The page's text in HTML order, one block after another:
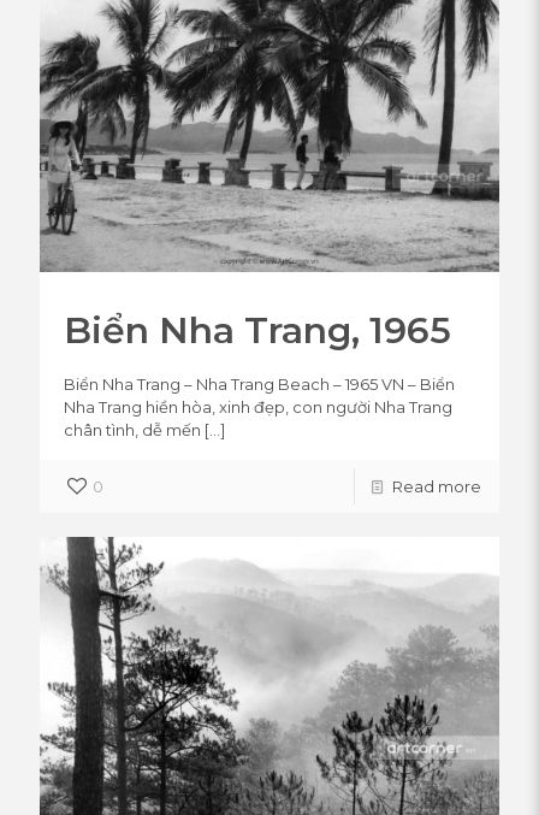
Biển Nha Trang, 1965
Biển Nha Trang – Nha Trang Beach – 1965 VN – Biển
Nha Trang hiền hòa, xinh đẹp, con người Nha Trang
chân tình, dễ mến […]
0 Read more